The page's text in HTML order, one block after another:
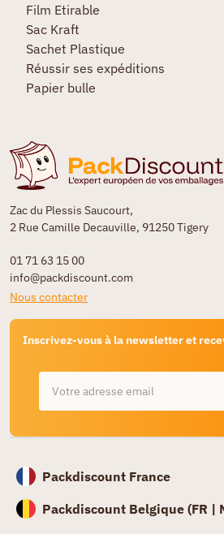
Zac du Plessis Saucourt,
2 Rue Camille Decauville, 91250 Tigery
01 71 63 15 00
info@packdiscount.com
Nous contacter
Inscrivez-vous à la newsletter et
Film Etirable
Sac Kraft
Sachet Plastique
Réussir ses expéditions
Papier bulle
Packdiscount France
Packdiscount Belgique (FR |